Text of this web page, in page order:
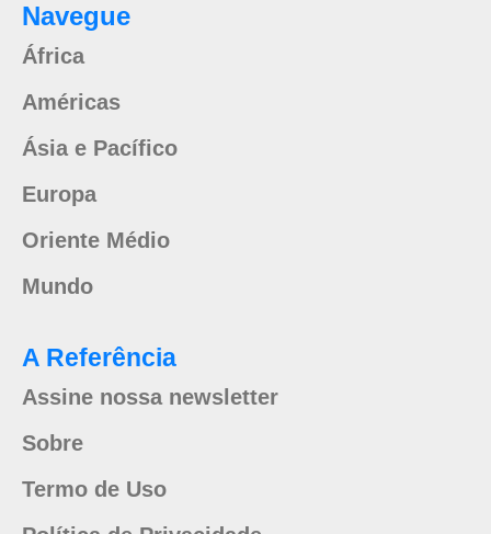
Navegue
África
Américas
Ásia e Pacífico
Europa
Oriente Médio
Mundo
A Referência
Assine nossa newsletter
Sobre
Termo de Uso